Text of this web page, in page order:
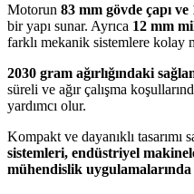
Motorun 83 mm gövde çapı
bir yapı sunar. Ayrıca 12 mm
farklı mekanik sistemlere kolay
2030 gram ağırlığındaki
süreli ve ağır çalışma
yardımcı olur.
Kompakt ve dayanıklı tasarımı
sistemleri, endüstriyel
mühendislik uygulamalarında